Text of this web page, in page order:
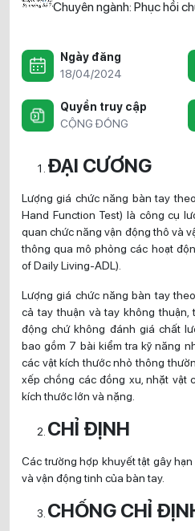
Chuyên ngành: Phục hồi
Ngày đăng
18/04/2024
Quyền truy cập
CỘNG ĐỒNG
ĐẠI CƯƠNG
Lượng giá chức năng bàn tay
Hand Function Test) là công cụ
quan chức năng vận động thô và
thông qua mô phỏng các hoạt
of Daily Living-ADL).
Lượng giá chức năng bàn tay
cả tay thuận và tay không
động chứ không đánh giá chất
bao gồm 7 bài kiểm tra kỹ năng
các vật kích thước nhỏ thông
xếp chồng các đồng xu, nhặt vật
kích thước lớn và nặng.
CHỈ ĐỊNH
Các trường hợp khuyết tật gây
và vận động tinh của bàn tay.
CHỐNG CHỈ